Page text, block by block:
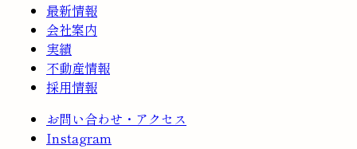
最新情報
会社案内
実績
不動産情報
採用情報
お問い合わせ・アクセス
Instagram